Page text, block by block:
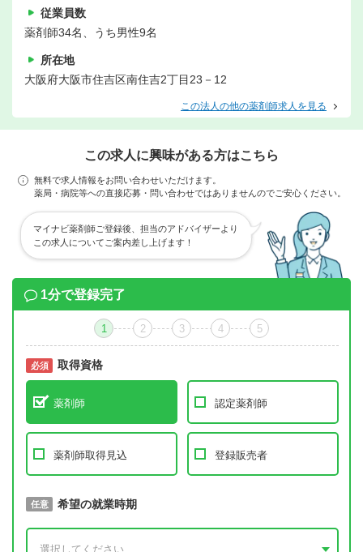
従業員数
薬剤師34名、うち男性9名
所在地
大阪府大阪市住吉区南住吉2丁目23－12
この法人の他の薬剤師求人を見る
この求人に興味がある方はこちら
無料で求人情報をお問い合わせいただけます。
薬局・病院等への直接応募・問い合わせではありませんのでご安心ください。
マイナビ薬剤師ご登録後、担当のアドバイザーより
この求人についてご案内差し上げます！
1分で登録完了
1 2 3 4 5
必須 取得資格
薬剤師 認定薬剤師
薬剤師取得見込 登録販売者
必須 取得予定年
任意 希望の就業時期